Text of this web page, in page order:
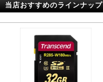
当店おすすめのラインナップ